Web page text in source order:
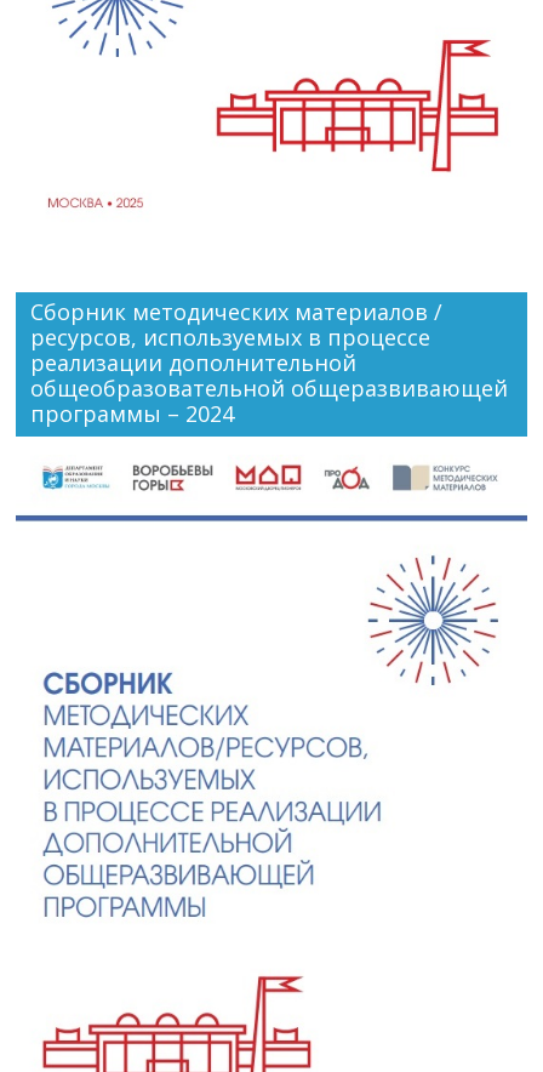
Сборник методических материалов /
ресурсов, используемых в процессе
реализации дополнительной
общеобразовательной общеразвивающей
программы – 2024